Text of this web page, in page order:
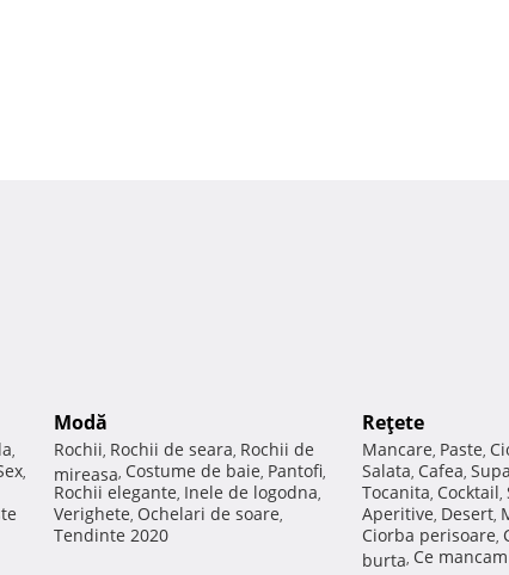
,
,
Modă
Rochii, Rochii de seara, Rochii de
mireasa, Costume de baie, Pantofi,
Rochii elegante, Inele de logodna,
Verighete, Ochelari de soare,
Tendinte 2020
Reţete
Mancare, Paste,
Salata, Cafea, Supa
Tocanita, Cocktail,
Aperitive, Desert,
Ciorba perisoare,
burta, Ce